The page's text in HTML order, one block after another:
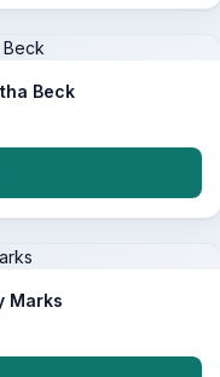
Beck
Marks